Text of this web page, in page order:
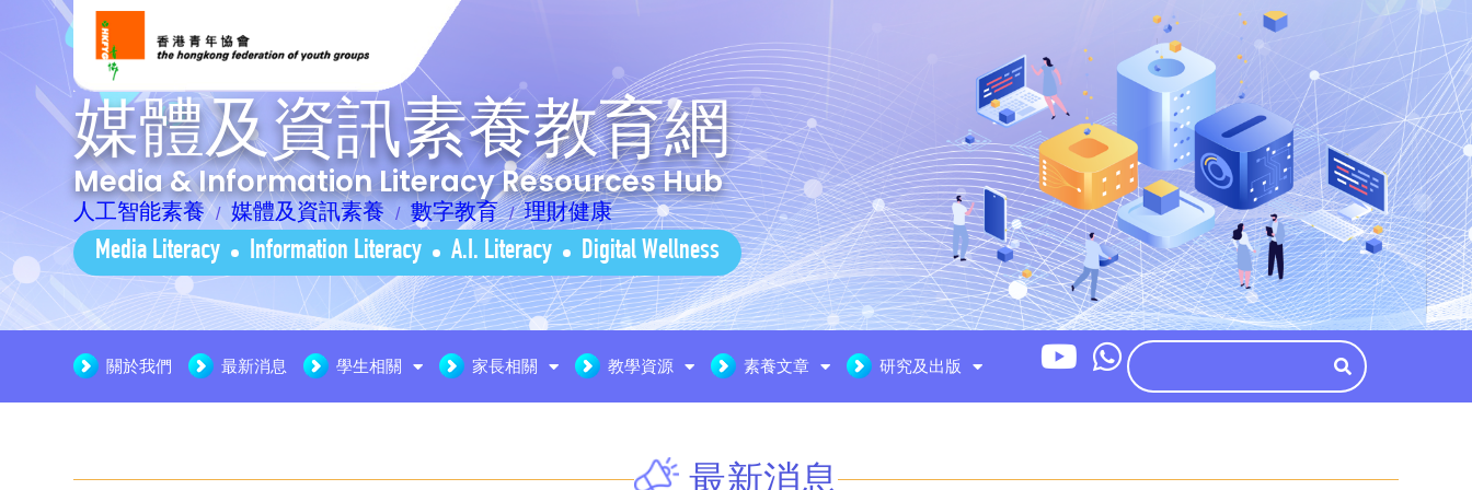
媒體及資訊素養教育網
Media & Information Literacy Resources Hub
人工智能素養 媒體及資訊素養 數字教育 理財健康
Media Literacy Information Literacy A.I. Literacy Digital Wellness
關於我們 最新消息 學生相關 家長相關 教學資源 素養文章 研究及出版
最新消息